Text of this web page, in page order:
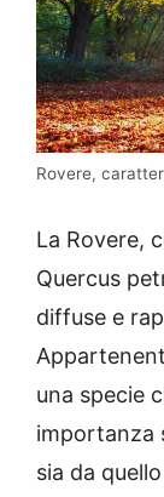
Rovere,
La Rovere,
Quercus
diffuse e
una specie
importanza
sia da